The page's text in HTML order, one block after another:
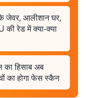
जेवर, आलीशान घर,
रेड में क्या-क्या
का हिसाब अब
का होगा फेस स्कैन